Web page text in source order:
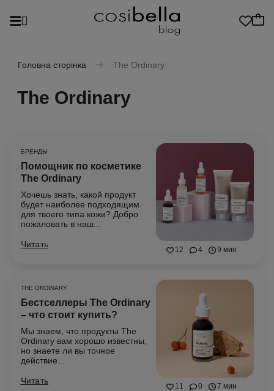
Головна сторінка The Ordinary
The Ordinary
12 4 9 мин
БРЕНДЫ
Помощник по косметике
The Ordinary
Хочешь знать, какой продукт
будет наиболее подходящим
для твоего типа кожи? Добро
пожаловать в наш...
Читать
11 0 7 мин
THE ORDINARY
Бестселлеры The Ordinary
– что стоит купить?
Мы знаем, что продукты The
Ordinary вам хорошо известны,
но знаете ли вы точное
действие...
Читать